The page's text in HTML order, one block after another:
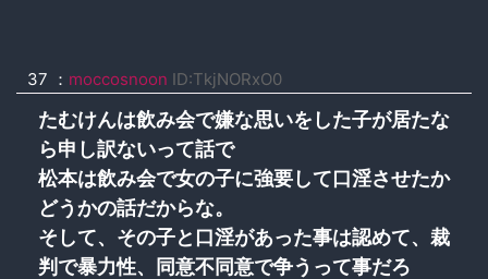
37 ： moccosnoon ID:TkjNORxO0
たむけんは飲み会で嫌な思いをした子が居たな
ら申し訳ないって話で
松本は飲み会で女の子に強要して口淫させたか
どうかの話だからな。
そして、その子と口淫があった事は認めて、裁
判で暴力性、同意不同意で争うって事だろ